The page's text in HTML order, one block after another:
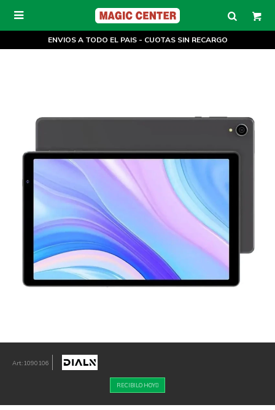

ENVIOS A TODO EL PAIS - CUOTAS SIN RECARGO
1090106
RECIBILO HOY